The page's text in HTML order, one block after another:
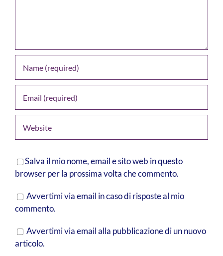
Salva il mio nome, email e sito web in questo
browser per la prossima volta che commento.
Avvertimi via email in caso di risposte al mio
commento.
Avvertimi via email alla pubblicazione di un nuovo
articolo.